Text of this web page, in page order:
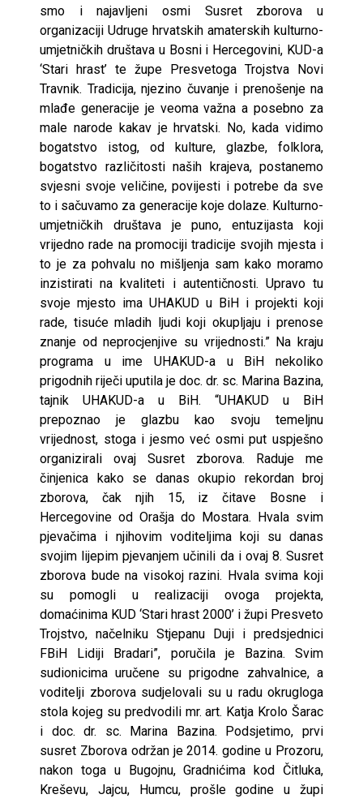
smo i najavljeni osmi Susret zborova u
organizaciji Udruge hrvatskih amaterskih kulturno-
umjetničkih društava u Bosni i Hercegovini, KUD-a
‘Stari hrast’ te župe Presvetoga Trojstva Novi
Travnik. Tradicija, njezino čuvanje i prenošenje na
mlađe generacije je veoma važna a posebno za
male narode kakav je hrvatski. No, kada vidimo
bogatstvo istog, od kulture, glazbe, folklora,
bogatstvo različitosti naših krajeva, postanemo
svjesni svoje veličine, povijesti i potrebe da sve
to i sačuvamo za generacije koje dolaze. Kulturno-
umjetničkih društava je puno, entuzijasta koji
vrijedno rade na promociji tradicije svojih mjesta i
to je za pohvalu no mišljenja sam kako moramo
inzistirati na kvaliteti i autentičnosti. Upravo tu
svoje mjesto ima UHAKUD u BiH i projekti koji
rade, tisuće mladih ljudi koji okupljaju i prenose
znanje od neprocjenjive su vrijednosti.” Na kraju
programa u ime UHAKUD-a u BiH nekoliko
prigodnih riječi uputila je doc. dr. sc. Marina Bazina,
tajnik UHAKUD-a u BiH. “UHAKUD u BiH
prepoznao je glazbu kao svoju temeljnu
vrijednost, stoga i jesmo već osmi put uspješno
organizirali ovaj Susret zborova. Raduje me
činjenica kako se danas okupio rekordan broj
zborova, čak njih 15, iz čitave Bosne i
Hercegovine od Orašja do Mostara. Hvala svim
pjevačima i njihovim voditeljima koji su danas
svojim lijepim pjevanjem učinili da i ovaj 8. Susret
zborova bude na visokoj razini. Hvala svima koji
su pomogli u realizaciji ovoga projekta,
domaćinima KUD ‘Stari hrast 2000’ i župi Presveto
Trojstvo, načelniku Stjepanu Duji i predsjednici
FBiH Lidiji Bradari”, poručila je Bazina. Svim
sudionicima uručene su prigodne zahvalnice, a
voditelji zborova sudjelovali su u radu okrugloga
stola kojeg su predvodili mr. art. Katja Krolo Šarac
i doc. dr. sc. Marina Bazina. Podsjetimo, prvi
susret Zborova održan je 2014. godine u Prozoru,
nakon toga u Bugojnu, Gradnićima kod Čitluka,
Kreševu, Jajcu, Humcu, prošle godine u župi